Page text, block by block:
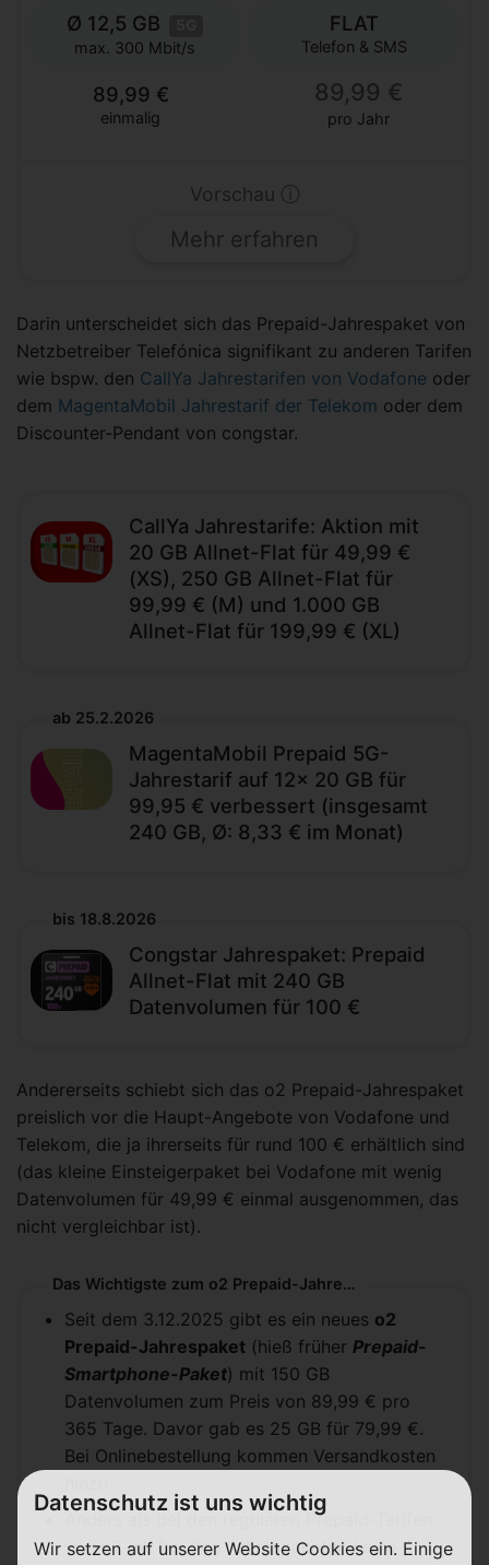
Ø 12,5 GB
max. 300 Mbit/s
FLAT
Telefon & SMS
89,99 €
einmalig
89,99 €
pro Jahr
Vorschau ⓘ
Mehr erfahren
Darin unterscheidet sich das Prepaid-Jahrespaket von
Netzbetreiber Telefónica signifikant zu anderen Tarifen
wie bspw. den CallYa Jahrestarifen von Vodafone oder
dem MagentaMobil Jahrestarif der Telekom oder dem
Discounter-Pendant von congstar.
CallYa Jahrestarife: Aktion mit
20 GB Allnet-Flat für 49,99 €
(XS), 250 GB Allnet-Flat für
99,99 € (M) und 1.000 GB
Allnet-Flat für 199,99 € (XL)
ab 25.2.2026
MagentaMobil Prepaid 5G-
Jahrestarif auf 12x 20 GB für
99,95 € verbessert (insgesamt
240 GB, Ø: 8,33 € im Monat)
bis 18.8.2026
Congstar Jahrespaket: Prepaid
Allnet-Flat mit 240 GB
Datenvolumen für 100 €
Andererseits schiebt sich das o2 Prepaid-Jahrespaket
preislich vor die Haupt-Angebote von Vodafone und
Telekom, die ja ihrerseits für rund 100 € erhältlich sind
(das kleine Einsteigerpaket bei Vodafone mit wenig
Datenvolumen für 49,99 € einmal ausgenommen, das
nicht vergleichbar ist).
Das Wichtigste zum o2 Prepaid-Jahrespaket in Kürze
Seit dem 3.12.2025 gibt es ein neues o2
Prepaid-Jahrespaket (hieß früher Prepaid-
Smartphone-Paket) mit 150 GB
Datenvolumen zum Preis von 89,99 € pro
365 Tage. Davor gab es 25 GB für 79,99 €.
Bei Onlinebestellung kommen Versandkosten
Anders als bei den regulären Prepaid-Tarifen
von o2 gilt bei den Jahrespaketenkeine
Datenschutz ist uns wichtig
Wir setzen auf unserer Website Cookies ein. Einige